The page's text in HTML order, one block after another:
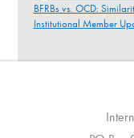
BFRBs vs. OCD:
Institutional Member